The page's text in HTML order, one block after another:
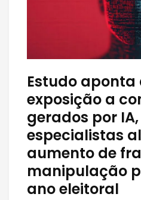
Estudo aponta
exposição a
gerados por
especialistas
aumento de
manipulação
ano eleitoral